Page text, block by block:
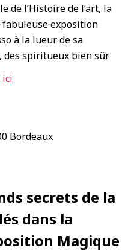
de l’Histoire de l’art, la
exposition
à la lueur de sa
des spiritueux bien sûr
Bordeaux
secrets de la
dans la
Magique